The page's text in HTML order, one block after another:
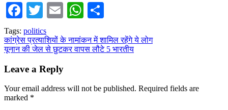
Facebook
TwitterEmailWhatsApp
Tags: politics
Post
navigation
कांग्रेस प्रत्याशियों के नामांकन में शामिल रहेंगे ये लोग
यूनान की जेल से छुटकर वापस लौटे 5 भारतीय
Leave a Reply
Your email address will not be published. Required fields are
marked *